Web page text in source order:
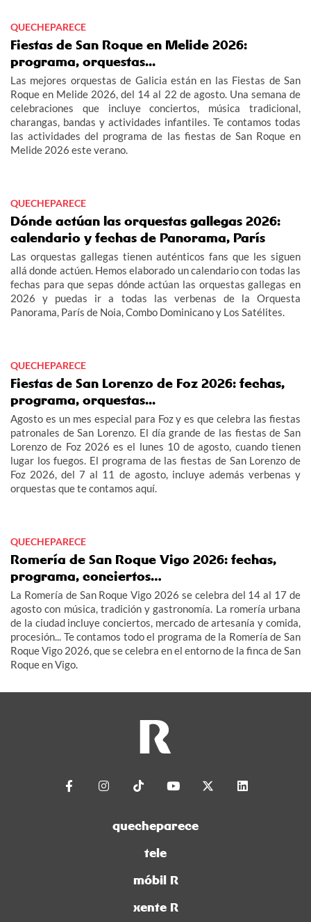
QUECHEPARECE
Fiestas de San Roque en Melide 2026:
programa, orquestas...
Las mejores orquestas de Galicia están en las Fiestas de San
Roque en Melide 2026, del 14 al 22 de agosto. Una semana de
celebraciones que incluye conciertos, música tradicional,
charangas, bandas y actividades infantiles. Te contamos todas
las actividades del programa de las fiestas de San Roque en
Melide 2026 este verano.
QUECHEPARECE
Dónde actúan las orquestas gallegas 2026:
calendario y fechas de Panorama, París
Las orquestas gallegas tienen auténticos fans que les siguen
allá donde actúen. Hemos elaborado un calendario con todas las
fechas para que sepas dónde actúan las orquestas gallegas en
2026 y puedas ir a todas las verbenas de la Orquesta
Panorama, París de Noia, Combo Dominicano y Los Satélites.
QUECHEPARECE
Fiestas de San Lorenzo de Foz 2026: fechas,
programa, orquestas...
Agosto es un mes especial para Foz y es que celebra las fiestas
patronales de San Lorenzo. El día grande de las fiestas de San
Lorenzo de Foz 2026 es el lunes 10 de agosto, cuando tienen
lugar los fuegos. El programa de las fiestas de San Lorenzo de
Foz 2026, del 7 al 11 de agosto, incluye además verbenas y
orquestas que te contamos aquí.
QUECHEPARECE
Romería de San Roque Vigo 2026: fechas,
programa, conciertos…
La Romería de San Roque Vigo 2026 se celebra del 14 al 17 de
agosto con música, tradición y gastronomía. La romería urbana
de la ciudad incluye conciertos, mercado de artesanía y comida,
procesión... Te contamos todo el programa de la Romería de San
Roque Vigo 2026, que se celebra en el entorno de la finca de San
Roque en Vigo.
quecheparece
tele
móbil R
xente R